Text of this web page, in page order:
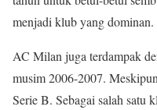
menjadi klub yang dominan.
AC Milan juga terdampak
musim 2006-2007.
Serie B. Sebagai salah